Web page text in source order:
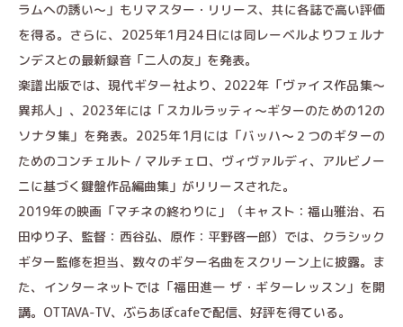
ラムへの誘い～」もリマスター・リリース、共に各誌で高い評価
を得る。さらに、2025年1月24日には同レーベルよりフェルナ
ンデスとの最新録音「二人の友」を発表。
楽譜出版では、現代ギター社より、2022年「ヴァイス作品集～
異邦人」、2023年には「スカルラッティ～ギターのための12の
ソナタ集」を発表。2025年1月には「バッハ〜２つのギターの
ためのコンチェルト / マルチェロ、ヴィヴァルディ、アルビノー
ニに基づく鍵盤作品編曲集」がリリースされた。
2019年の映画「マチネの終わりに」（キャスト：福山雅治、石
田ゆり子、監督：西谷弘、原作：平野啓一郎）では、クラシック
ギター監修を担当、数々のギター名曲をスクリーン上に披露。ま
た、インターネットでは「福田進一 ザ・ギターレッスン」を開
講。OTTAVA-TV、ぶらあぼcafeで配信、好評を得ている。